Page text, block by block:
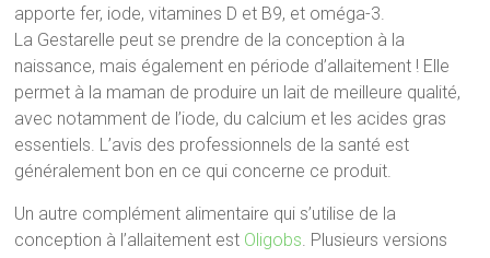
apporte fer, iode, vitamines D et B9, et oméga-3.
La Gestarelle peut se prendre de la conception à la
naissance, mais également en période d’allaitement ! Elle
permet à la maman de produire un lait de meilleure qualité,
avec notamment de l’iode, du calcium et les acides gras
essentiels. L’avis des professionnels de la santé est
généralement bon en ce qui concerne ce produit.
Un autre complément alimentaire qui s’utilise de la
conception à l’allaitement est Oligobs. Plusieurs versions